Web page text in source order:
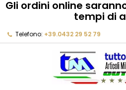
Gli ordini online
tempi di
Telefono: +39.0432 29 52 79
My wishlists
add_circle_outline Create new list
((modalTitle))
((confirmMessage))
((cancelText))
Crea lista dei
Devi avere effettuato
prodotti nella tua lista dei